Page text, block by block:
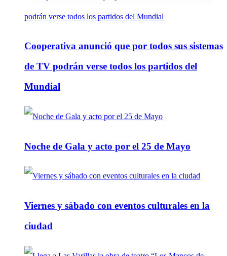
Cooperativa anunció que por todos sus sistemas
de TV podrán verse todos los partidos del
Mundial
Noche de Gala y acto por el 25 de Mayo
Viernes y sábado con eventos culturales en la
ciudad